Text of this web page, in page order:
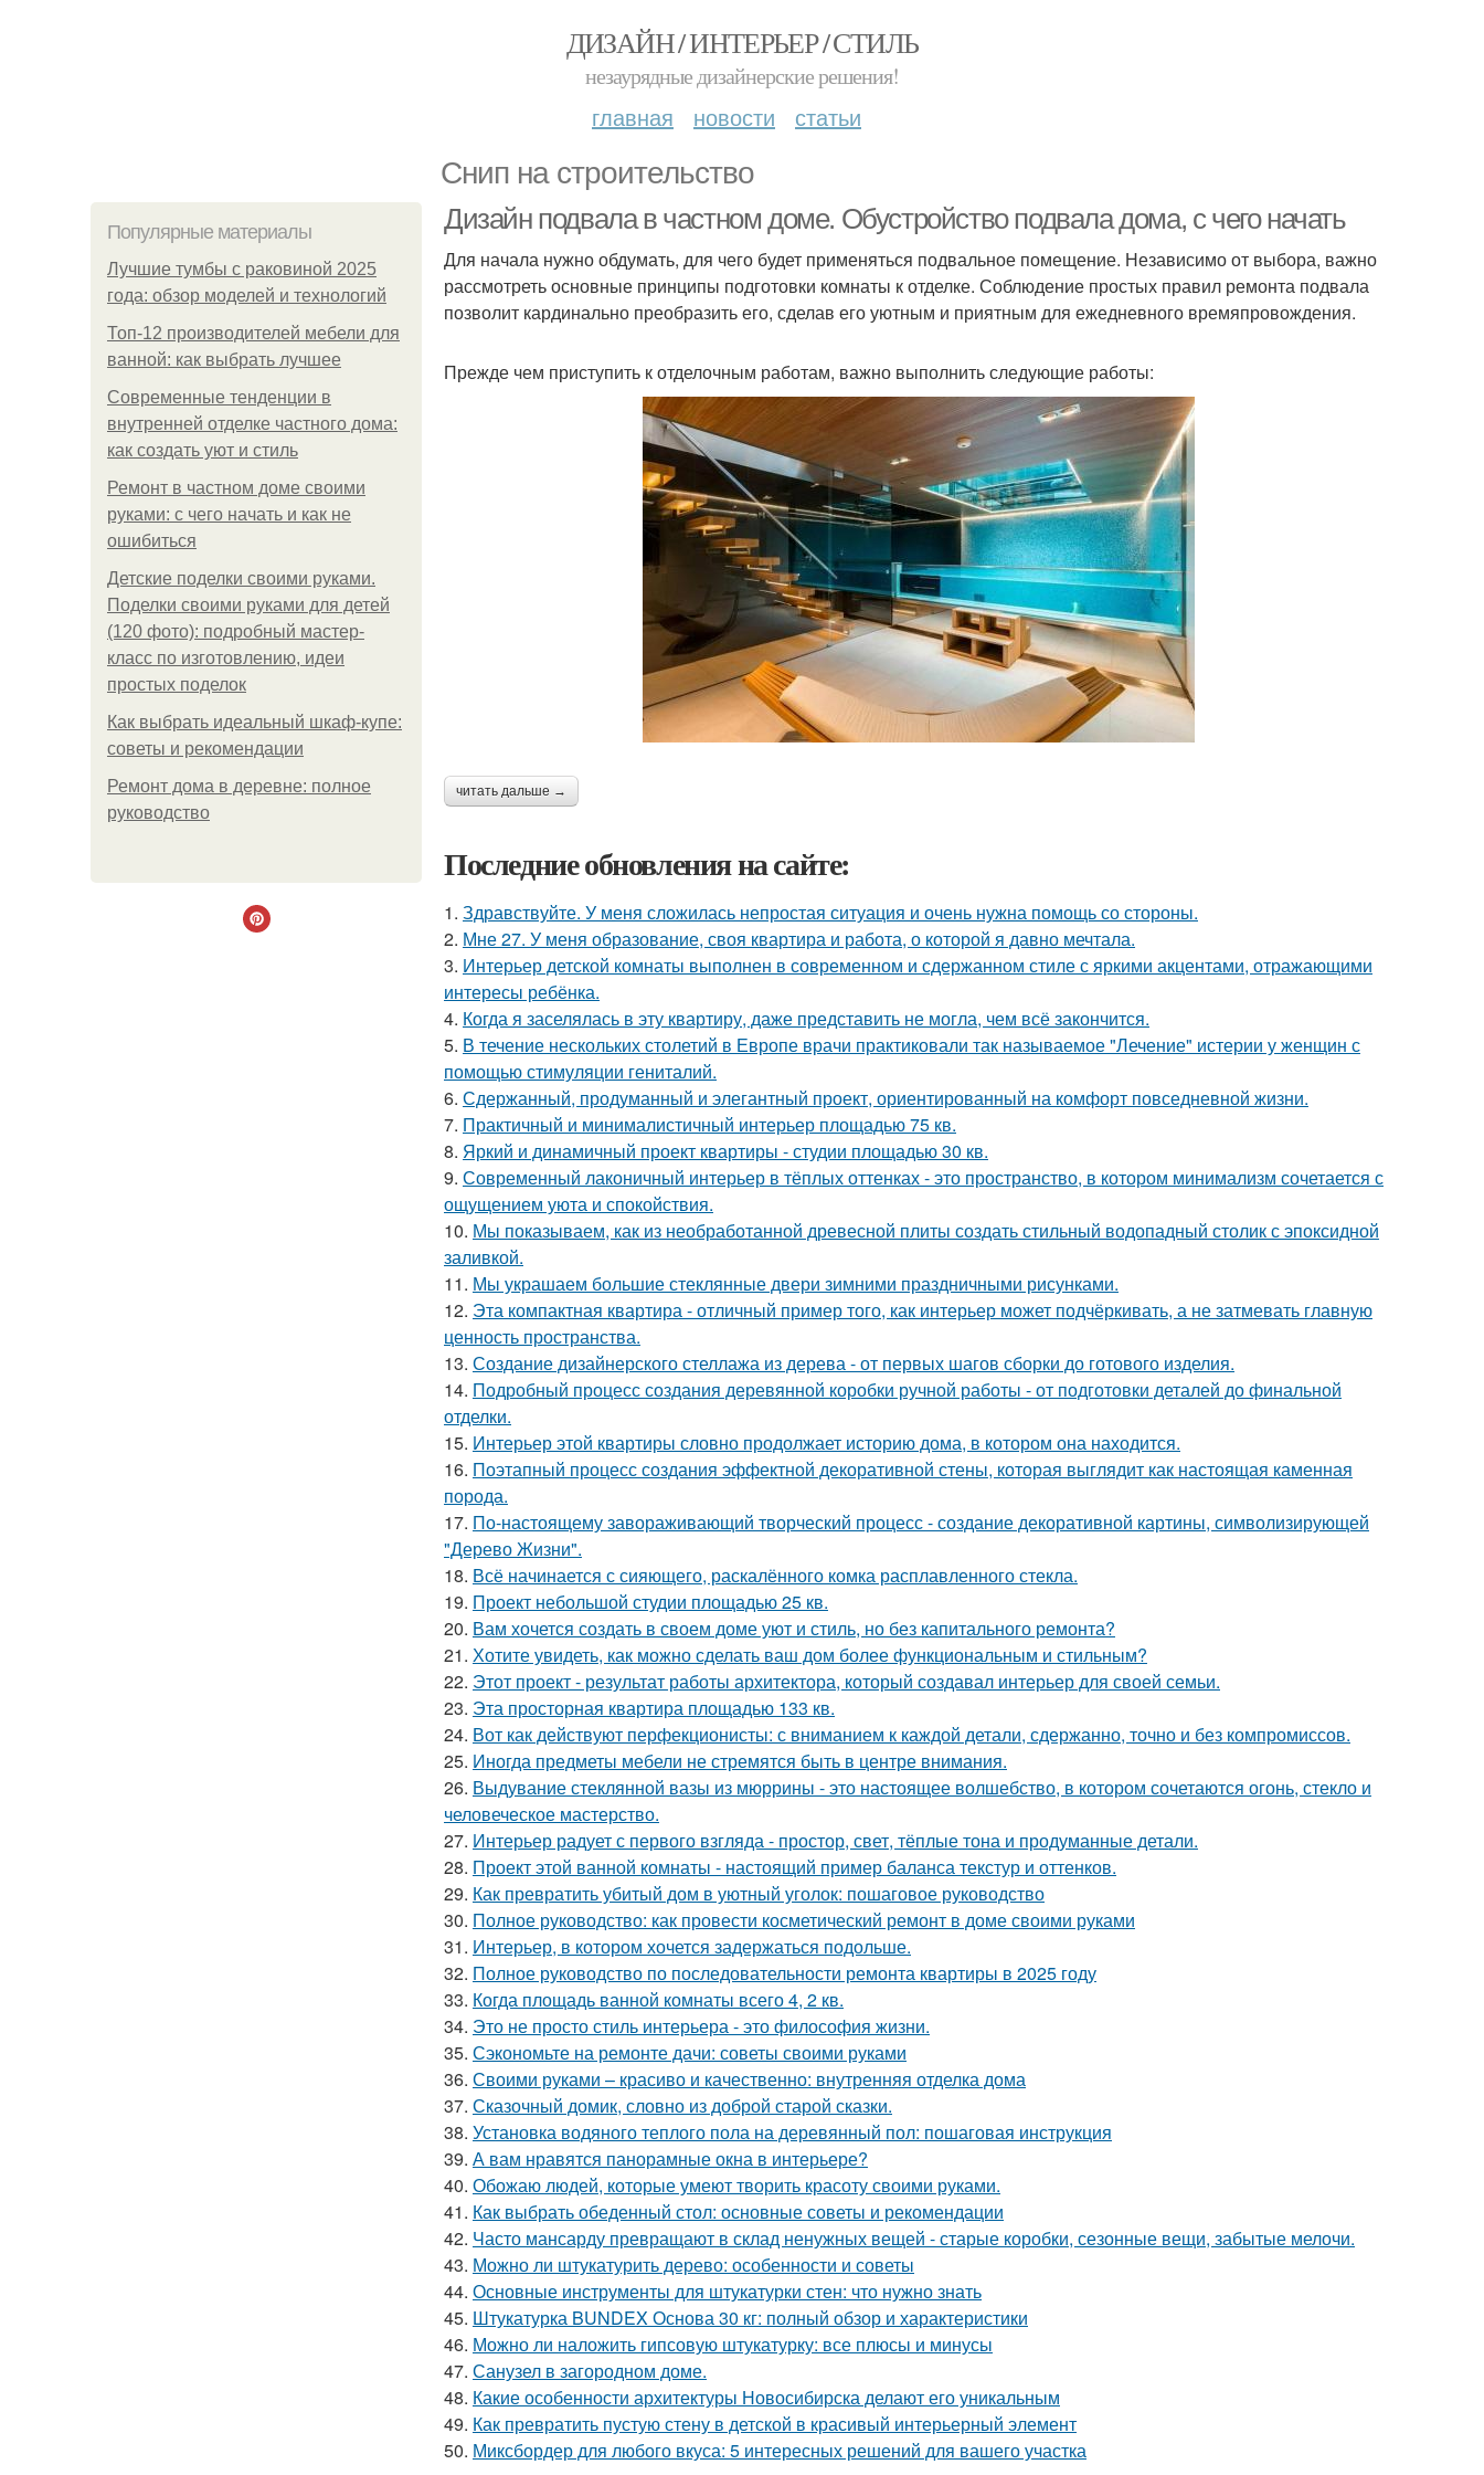
ДИЗАЙН / ИНТЕРЬЕР / СТИЛЬ
незаурядные дизайнерские решения!
главная новости статьи
Снип на строительство
Популярные материалы
Лучшие тумбы с раковиной 2025
года: обзор моделей и технологий
Топ-12 производителей мебели для
ванной: как выбрать лучшее
Современные тенденции в
внутренней отделке частного дома:
как создать уют и стиль
Ремонт в частном доме своими
руками: с чего начать и как не
ошибиться
Детские поделки своими руками.
Поделки своими руками для детей
(120 фото): подробный мастер-
класс по изготовлению, идеи
простых поделок
Как выбрать идеальный шкаф-купе:
советы и рекомендации
Ремонт дома в деревне: полное
руководство
Дизайн подвала в частном доме. Обустройство подвала дома, с чего начать
Для начала нужно обдумать, для чего будет применяться подвальное помещение. Независимо от выбора, важно
рассмотреть основные принципы подготовки комнаты к отделке. Соблюдение простых правил ремонта подвала
позволит кардинально преобразить его, сделав его уютным и приятным для ежедневного времяпровождения.
Прежде чем приступить к отделочным работам, важно выполнить следующие работы:
читать дальше →
Последние обновления на сайте:
1. Здравствуйте. У меня сложилась непростая ситуация и очень нужна помощь со стороны.
2. Мне 27. У меня образование, своя квартира и работа, о которой я давно мечтала.
3. Интерьер детской комнаты выполнен в современном и сдержанном стиле с яркими акцентами, отражающими
интересы ребёнка.
4. Когда я заселялась в эту квартиру, даже представить не могла, чем всё закончится.
5. В течение нескольких столетий в Европе врачи практиковали так называемое "Лечение" истерии у женщин с
помощью стимуляции гениталий.
6. Сдержанный, продуманный и элегантный проект, ориентированный на комфорт повседневной жизни.
7. Практичный и минималистичный интерьер площадью 75 кв.
8. Яркий и динамичный проект квартиры - студии площадью 30 кв.
9. Современный лаконичный интерьер в тёплых оттенках - это пространство, в котором минимализм сочетается с
ощущением уюта и спокойствия.
10. Мы показываем, как из необработанной древесной плиты создать стильный водопадный столик с эпоксидной
заливкой.
11. Мы украшаем большие стеклянные двери зимними праздничными рисунками.
12. Эта компактная квартира - отличный пример того, как интерьер может подчёркивать, а не затмевать главную
ценность пространства.
13. Создание дизайнерского стеллажа из дерева - от первых шагов сборки до готового изделия.
14. Подробный процесс создания деревянной коробки ручной работы - от подготовки деталей до финальной
отделки.
15. Интерьер этой квартиры словно продолжает историю дома, в котором она находится.
16. Поэтапный процесс создания эффектной декоративной стены, которая выглядит как настоящая каменная
порода.
17. По-настоящему завораживающий творческий процесс - создание декоративной картины, символизирующей
"Дерево Жизни".
18. Всё начинается с сияющего, раскалённого комка расплавленного стекла.
19. Проект небольшой студии площадью 25 кв.
20. Вам хочется создать в своем доме уют и стиль, но без капитального ремонта?
21. Хотите увидеть, как можно сделать ваш дом более функциональным и стильным?
22. Этот проект - результат работы архитектора, который создавал интерьер для своей семьи.
23. Эта просторная квартира площадью 133 кв.
24. Вот как действуют перфекционисты: с вниманием к каждой детали, сдержанно, точно и без компромиссов.
25. Иногда предметы мебели не стремятся быть в центре внимания.
26. Выдувание стеклянной вазы из мюррины - это настоящее волшебство, в котором сочетаются огонь, стекло и
человеческое мастерство.
27. Интерьер радует с первого взгляда - простор, свет, тёплые тона и продуманные детали.
28. Проект этой ванной комнаты - настоящий пример баланса текстур и оттенков.
29. Как превратить убитый дом в уютный уголок: пошаговое руководство
30. Полное руководство: как провести косметический ремонт в доме своими руками
31. Интерьер, в котором хочется задержаться подольше.
32. Полное руководство по последовательности ремонта квартиры в 2025 году
33. Когда площадь ванной комнаты всего 4, 2 кв.
34. Это не просто стиль интерьера - это философия жизни.
35. Сэкономьте на ремонте дачи: советы своими руками
36. Своими руками – красиво и качественно: внутренняя отделка дома
37. Сказочный домик, словно из доброй старой сказки.
38. Установка водяного теплого пола на деревянный пол: пошаговая инструкция
39. А вам нравятся панорамные окна в интерьере?
40. Обожаю людей, которые умеют творить красоту своими руками.
41. Как выбрать обеденный стол: основные советы и рекомендации
42. Часто мансарду превращают в склад ненужных вещей - старые коробки, сезонные вещи, забытые мелочи.
43. Можно ли штукатурить дерево: особенности и советы
44. Основные инструменты для штукатурки стен: что нужно знать
45. Штукатурка BUNDEX Основа 30 кг: полный обзор и характеристики
46. Можно ли наложить гипсовую штукатурку: все плюсы и минусы
47. Санузел в загородном доме.
48. Какие особенности архитектуры Новосибирска делают его уникальным
49. Как превратить пустую стену в детской в красивый интерьерный элемент
50. Миксбордер для любого вкуса: 5 интересных решений для вашего участка